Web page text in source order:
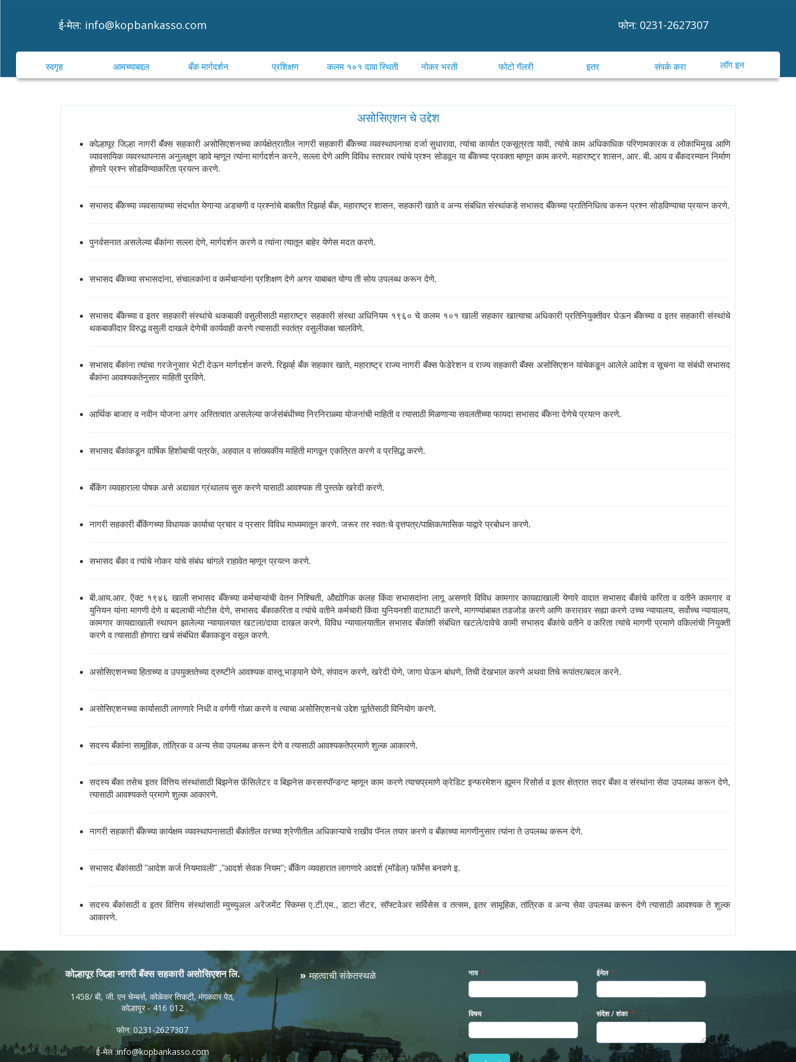
ई-मेल: info@kopbankasso.com फोन: 0231-2627307
स्वगृह आमच्याबद्दल बँक मार्गदर्शन प्रशिक्षण कलम १०१ दावा स्थिती नोकर भरती फोटो गॅलरी इतर संपर्क करा लॉग इन
असोसिएशन चे उद्देश
कोल्हापूर जिल्हा नागरी बॅंक्स सहकारी असोसिएशनच्या कार्यक्षेत्रातील नागरी सहकारी बँकेच्या व्यवस्थापनाचा दर्जा सुधारावा, त्यांचा कार्यात एकसूत्रता यावी, त्यांचे काम अधिकाधिक परिणामकारक व लोकाभिमुख आणि
व्यावसायिक व्यवस्थापनास अनुलक्षूण व्हावे म्हणून त्यांना मार्गदर्शन करने, सल्ला देणे आणि विविध स्तरावर त्यांचे प्रश्न सोडवून या बँकेच्या प्रवक्ता म्हणून काम करणे. महाराष्ट्र शासन, आर. बी. आय व बँकदरम्यान निर्माण
होणारे प्रश्न सोडविण्याकरिता प्रयत्न करणे.
सभासद बँकेच्या व्यवसायाच्या संदर्भात येणाऱ्या अडचणी व प्रश्नांचे बाबतीत रिझर्व्ह बँक, महाराष्ट्र शासन, सहकारी खाते व अन्य संबंधित संस्थांकडे सभासद बँकेच्या प्रातिनिधित्व करून प्रश्न सोडविण्याचा प्रयत्न करणे.
पुनर्वसनात असलेल्या बँकांना सल्ला देणे, मार्गदर्शन करणे व त्यांना त्यातून बाहेर येणेस मदत करणे.
सभासद बँकेच्या सभासदांना, संचालकांना व कर्मचाऱ्यांना प्रशिक्षण देणे अगर याबाबत योग्य ती सोय उपलब्ध करून देणे.
सभासद बँकेच्या व इतर सहकारी संस्थांचे थकबाकी वसुलीसाठी महाराष्ट्र सहकारी संस्था अधिनियम १९६० चे कलम १०१ खाली सहकार खात्याचा अधिकारी प्रतिनियुक्तीवर घेऊन बँकेच्या व इतर सहकारी संस्थांचे
थकबाकीदार विरुद्ध वसुली दाखले देणेची कार्यवाही करणे त्यासाठी स्वतंत्र वसुलीकक्ष चालविणे.
सभासद बँकांना त्यांचा गरजेनुसार भेटी देऊन मार्गदर्शन करणे. रिझर्व्ह बँक सहकार खाते, महाराष्ट्र राज्य नागरी बॅंक्स फेडेरेशन व राज्य सहकारी बॅंक्स असोसिएशन यांचेकडून आलेले आदेश व सूचना या संबंधी सभासद
बँकांना आवश्यकतेनुसार माहिती पुरविणे.
आर्थिक बाजार व नवीन योजना अगर अस्तित्वात असलेल्या कर्जसंबंधीच्या निरनिराळ्या योजनांची माहिती व त्यासाठी मिळणाऱ्या सवलतीच्या फायदा सभासद बँकेना देणेचे प्रयत्न करणे.
सभासद बँकांकडून वार्षिक हिशोबाची पत्रके, अहवाल व सांख्यकीय माहिती मागवून एकत्रित करणे व प्रसिद्ध करणे.
बँकिंग व्यवहाराला पोषक असे अद्यावत ग्रंथालय सुरु करणे यासाठी आवश्यक ती पुस्तके खरेदी करणे.
नागरी सहकारी बँकिंगच्या विधायक कार्याचा प्रचार व प्रसार विविध माध्यमातून करणे. जरूर तर स्वतःचे वृत्तपत्र/पाक्षिक/मासिक याद्वारे प्रबोधन करणे.
सभासद बँका व त्यांचे नोकर यांचे संबंध चांगले राहावेत म्हणून प्रयत्न करणे.
बी.आय.आर. ऍक्ट १९४६ खाली सभासद बँकेच्या कर्मचाऱ्यांची वेतन निश्चिती, औद्योगिक कलह किंवा सभासदांना लागू असणारे विविध कामगार कायद्याखाली येणारे वादात सभासद बँकांचे करिता व वतीने कामगार व
युनियन यांना मागणी देणे व बदलाची नोटीस देणे, सभासद बँकाकरिता व त्यांचे वतीने कर्मचारी किंवा युनियनशी वाटाघाटी करणे, मागण्यांबाबत तडजोड करणे आणि करारावर सह्या करणे उच्च न्यायालय, सर्वोच्च न्यायालय,
कामगार कायद्याखाली स्थापन झालेल्या न्यायालयात खटला/दावा दाखल करणे. विविध न्यायालयातील सभासद बँकांशी संबंधित खटले/दावेचे कामी सभासद बँकांचे वतीने व करिता त्यांचे मागणी प्रमाणे वकिलांची नियुक्ती
करणे व त्यासाठी होणारा खर्च संबंधित बँकाकडून वसूल करणे.
असोसिएशनच्या हिताच्या व उपयुक्ततेच्या द्रुष्टीने आवश्यक वास्तू भाड्याने घेणे, संपादन करणे, खरेदी घेणे, जागा घेऊन बांधणे, तिची देखभाल करणे अथवा तिचे रूपांतर/बदल करने.
असोसिएशनच्या कार्यासाठी लागणारे निधी व वर्गणी गोळा करणे व त्याचा असोसिएशनचे उद्देश पूर्ततेसाठी विनियोग करणे.
सदस्य बँकांना सामूहिक, तांत्रिक व अन्य सेवा उपलब्ध करून देणे व त्यासाठी आवश्यकतेप्रमाणे शुल्क आकारणे.
सदस्य बँका तसेच इतर वित्तिय संस्थांसाठी बिझनेस फ़ॅसिलेटर व बिझनेस करसस्पॉन्डन्ट म्हणून काम करणे त्याचप्रमाणे क्रेडिट इन्फरमेशन ह्यूमन रिसोर्स व इतर क्षेत्रात सदर बँका व संस्थांना सेवा उपलब्ध करून देणे,
त्यासाठी आवश्यकते प्रमाणे शुल्क आकारणे.
नागरी सहकारी बँकेच्या कार्यक्षम व्यवस्थापनासाठी बँकांतील वरच्या श्रेणीतील अधिकाऱ्याचे राखीव पॅनल तयार करणे व बँकाच्या मागणीनुसार त्यांना ते उपलब्ध करून देणे.
सभासद बँकांसाठी "आदेश कर्ज नियमावली" ,"आदर्श सेवक नियम"; बँकिंग व्यवहारात लागणारे आदर्श (मॉडेल) फॉर्मंस बनवणे इ.
सदस्य बँकांसाठी व इतर वित्तिय संस्थांसाठी म्युच्युअल अरेंजमेंट स्किम्स ए.टी.एम., डाटा सेंटर, सॉफ्टवेअर सर्विसेस व तत्सम, इतर सामूहिक, तांत्रिक व अन्य सेवा उपलब्ध करून देणे त्यासाठी आवश्यक ते शुल्क
आकारणे.
कोल्हापूर जिल्हा नागरी बॅंक्स सहकारी असोसिएशन लि.
1458/ बी, जी. एन चेम्बर्स, कोळेकर तिकटी, मंगळवार पेठ,
कोल्हापूर - 416 012
फोन: 0231-2627307
ई-मेल :info@kopbankasso.com
महत्वाची संकेतस्थळे नाव * ईमेल *
विषय संदेश / शंका *